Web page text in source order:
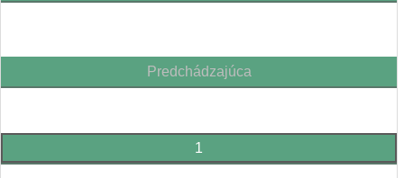
Predchádzajúca
1